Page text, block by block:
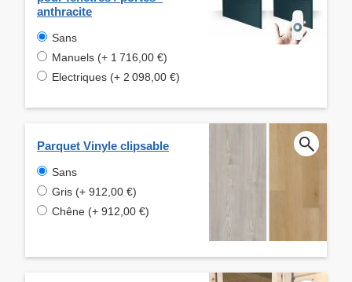
anthracite
Sans
Manuels (+ 1 716,00 €)
Electriques (+ 2 098,00 €)
Parquet Vinyle clipsable
Sans
Gris (+ 912,00 €)
Chêne (+ 912,00 €)